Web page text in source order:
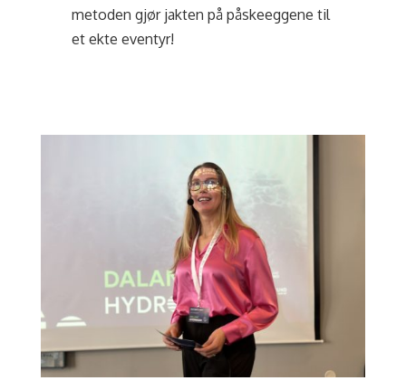
metoden gjør jakten på påskeeggene til
et ekte eventyr!